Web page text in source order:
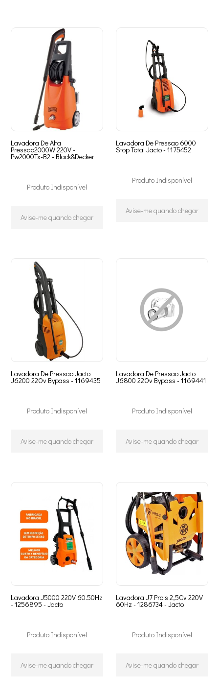
Lavadora De Alta
Pressao2000W 220V -
Pw2000Tx-B2 - Black&Decker
Produto Indisponível
Avise-me quando chegar
Lavadora De Pressao 6000
Stop Total Jacto - 1175452
Produto Indisponível
Avise-me quando chegar
Lavadora De Pressao Jacto
J6200 22Ov Bypass - 1169435
Produto Indisponível
Avise-me quando chegar
Lavadora De Pressao Jacto
J6800 22Ov Bypass - 1169441
Produto Indisponível
Avise-me quando chegar
Lavadora J5000 220V 60.50Hz
- 1256895 - Jacto
Produto Indisponível
Avise-me quando chegar
Lavadora J7 Pro.s 2,5Cv 220V
60Hz - 1286734 - Jacto
Produto Indisponível
Avise-me quando chegar